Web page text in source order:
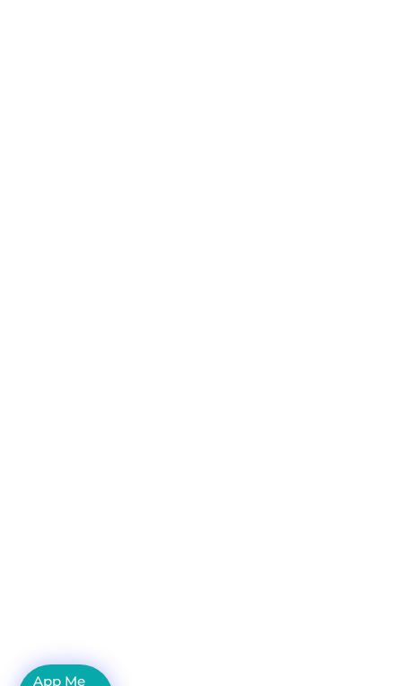
App Me